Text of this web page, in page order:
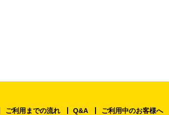
ご利用までの流れ Q&A ご利用中のお客様へ